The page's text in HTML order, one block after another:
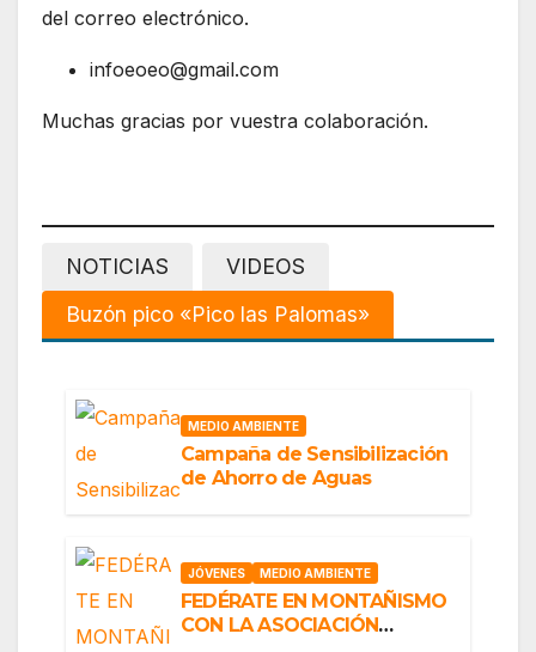
del correo electrónico.
infoeoeo@gmail.com
Muchas gracias por vuestra colaboración.
NOTICIAS
VIDEOS
Buzón pico «Pico las Palomas»
MEDIO AMBIENTE
Campaña de Sensibilización
de Ahorro de Aguas
JÓVENES MEDIO AMBIENTE
FEDÉRATE EN MONTAÑISMO
CON LA ASOCIACIÓN